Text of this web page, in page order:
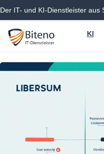
Der IT- und KI-Dienstleister aus
KI